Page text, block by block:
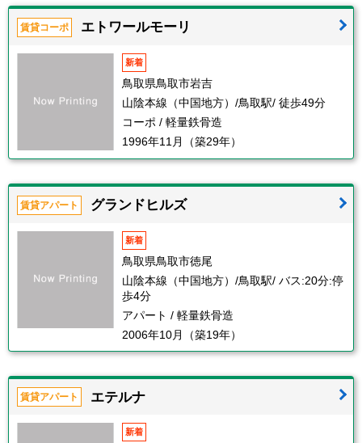
賃貸コーポ エトワールモーリ
新着
鳥取県鳥取市岩吉
山陰本線（中国地方）/鳥取駅/ 徒歩49分
コーポ / 軽量鉄骨造
1996年11月（築29年）
賃貸アパート グランドヒルズ
新着
鳥取県鳥取市徳尾
山陰本線（中国地方）/鳥取駅/ バス:20分:停
歩4分
アパート / 軽量鉄骨造
2006年10月（築19年）
賃貸アパート エテルナ
新着